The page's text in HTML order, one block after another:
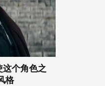
个角色之
格